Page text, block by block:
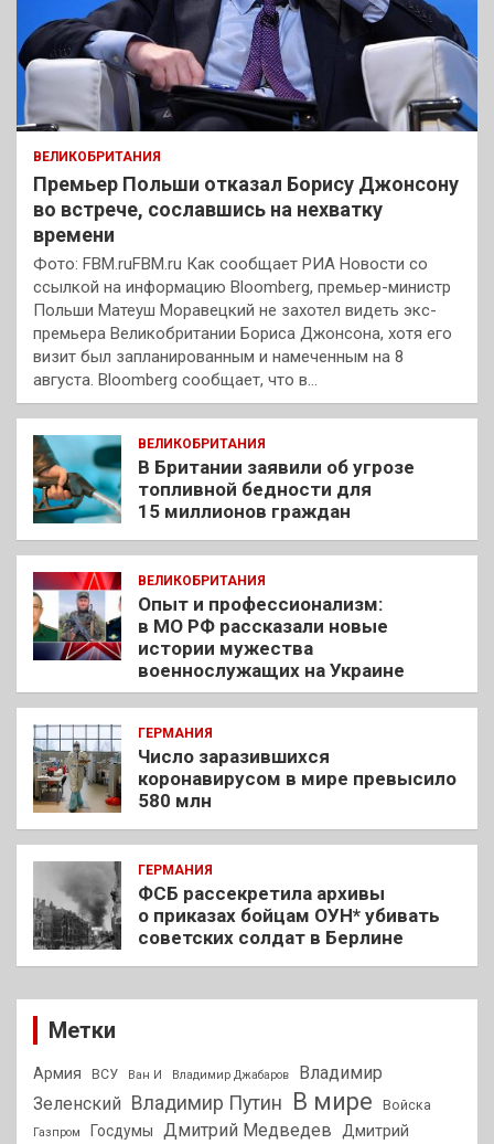
ВЕЛИКОБРИТАНИЯ
Премьер Польши отказал Борису Джонсону
во встрече, сославшись на нехватку
времени
Фото: FBM.ruFBM.ru Как сообщает РИА Новости со
ссылкой на информацию Bloomberg, премьер-министр
Польши Матеуш Моравецкий не захотел видеть экс-
премьера Великобритании Бориса Джонсона, хотя его
визит был запланированным и намеченным на 8
августа. Bloomberg сообщает, что в…
ВЕЛИКОБРИТАНИЯ
В Британии заявили об угрозе
топливной бедности для
15 миллионов граждан
ВЕЛИКОБРИТАНИЯ
Опыт и профессионализм:
в МО РФ рассказали новые
истории мужества
военнослужащих на Украине
ГЕРМАНИЯ
Число заразившихся
коронавирусом в мире превысило
580 млн
ГЕРМАНИЯ
ФСБ рассекретила архивы
о приказах бойцам ОУН* убивать
советских солдат в Берлине
Метки
Армия ВСУ Ван И Владимир Джабаров
Владимир
Зеленский Владимир Путин В мире Войска
Газпром Госдумы Дмитрий Медведев Дмитрий